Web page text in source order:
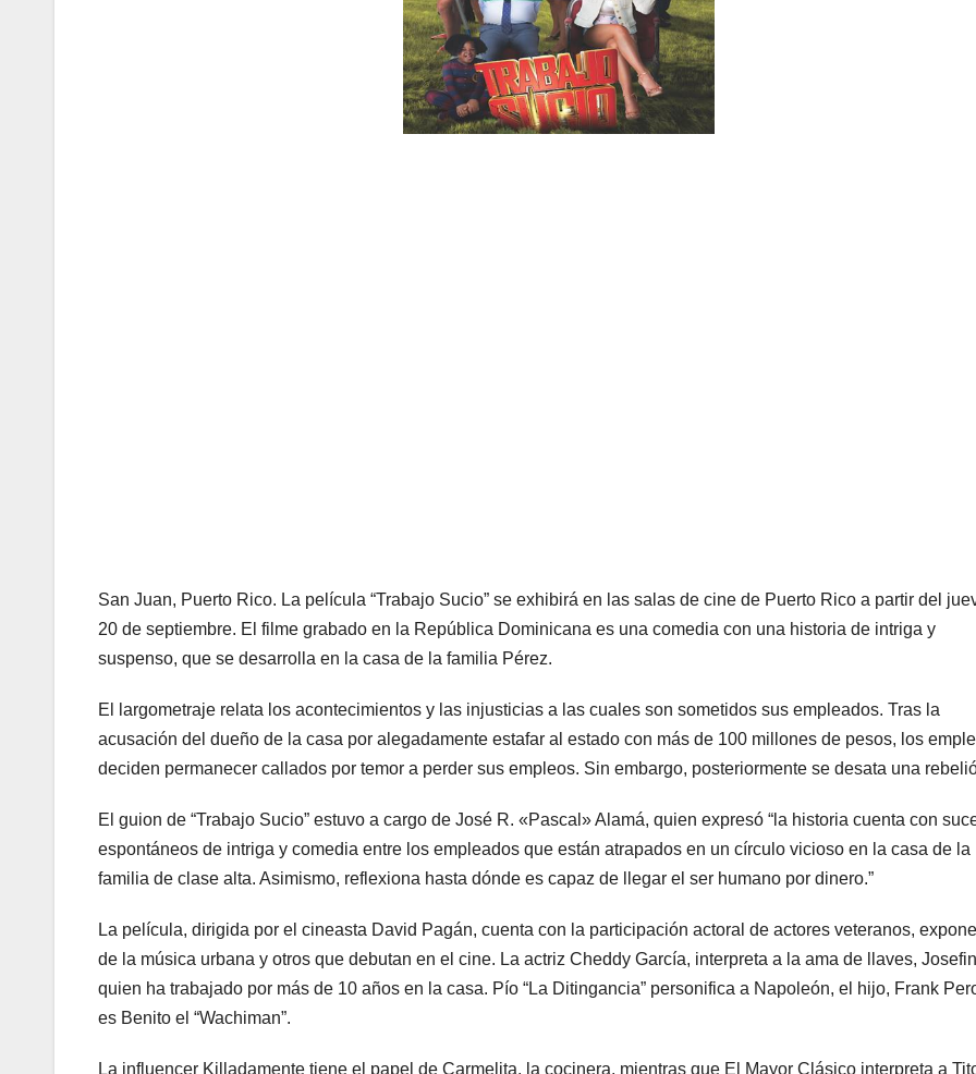
San Juan, Puerto Rico. La película “Trabajo Sucio” se exhibirá en las salas de cine de Puerto Rico a partir del
20 de septiembre. El filme grabado en la República Dominicana es una comedia con una historia de intriga y
suspenso, que se desarrolla en la casa de la familia Pérez.
El largometraje relata los acontecimientos y las injusticias a las cuales son sometidos sus empleados. Tras la
acusación del dueño de la casa por alegadamente estafar al estado con más de 100 millones de pesos, los
deciden permanecer callados por temor a perder sus empleos. Sin embargo, posteriormente se desata una
El guion de “Trabajo Sucio” estuvo a cargo de José R. «Pascal» Alamá, quien expresó “la historia cuenta con
espontáneos de intriga y comedia entre los empleados que están atrapados en un círculo vicioso en la casa de la
familia de clase alta. Asimismo, reflexiona hasta dónde es capaz de llegar el ser humano por dinero.”
La película, dirigida por el cineasta David Pagán, cuenta con la participación actoral de actores veteranos,
de la música urbana y otros que debutan en el cine. La actriz Cheddy García, interpreta a la ama de llaves,
quien ha trabajado por más de 10 años en la casa. Pío “La Ditingancia” personifica a Napoleón, el hijo, Frank
es Benito el “Wachiman”.
La influencer Killadamente tiene el papel de Carmelita, la cocinera, mientras que El Mayor Clásico interpreta a